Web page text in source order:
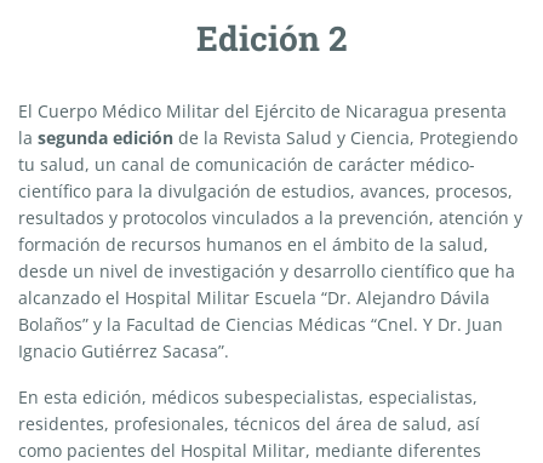
Edición 2
El Cuerpo Médico Militar del Ejército de Nicaragua presenta
la segunda edición de la Revista Salud y Ciencia, Protegiendo
tu salud, un canal de comunicación de carácter médico-
científico para la divulgación de estudios, avances, procesos,
resultados y protocolos vinculados a la prevención, atención y
formación de recursos humanos en el ámbito de la salud,
desde un nivel de investigación y desarrollo científico que ha
alcanzado el Hospital Militar Escuela “Dr. Alejandro Dávila
Bolaños” y la Facultad de Ciencias Médicas “Cnel. Y Dr. Juan
Ignacio Gutiérrez Sacasa”.
En esta edición, médicos subespecialistas, especialistas,
residentes, profesionales, técnicos del área de salud, así
como pacientes del Hospital Militar, mediante diferentes